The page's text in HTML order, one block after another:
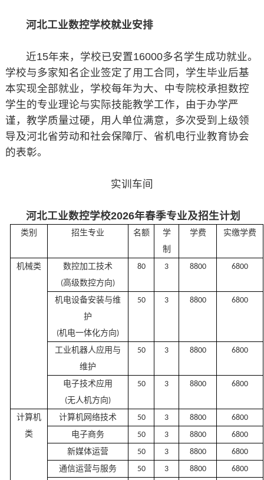
河北工业数控学校就业安排
近15年来，学校已安置16000多名学生成功就业。
学校与多家知名企业签定了用工合同，学生毕业后基
本实现全部就业，学校每年为大、中专院校承担数控
学生的专业理论与实际技能教学工作，由于办学严
谨，教学质量过硬，用人单位满意，多次受到上级领
导及河北省劳动和社会保障厅、省机电行业教育协会
的表彰。
实训车间
河北工业数控学校2026年春季专业及招生计划
类别 招生专业 名额
学
制
学费 实缴学费
机械类
数控加工技术
(高级数控方向)
80 3 8800 6800
机电设备安装与维
护
(机电一体化方向)
50 3 8800 6800
工业机器人应用与
维护
50 3 8800 6800
电子技术应用
(无人机方向)
50 3 8800 6800
计算机
类
计算机网络技术 50 3 8800 6800
电子商务
50 3 8800 6800
新媒体运营
50 3 8800 6800
通信运营与服务
50 3 8800 6800